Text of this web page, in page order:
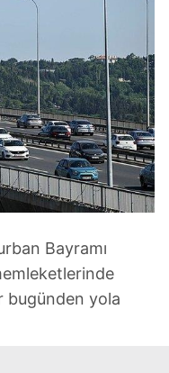
Bayramı
bugünden yola